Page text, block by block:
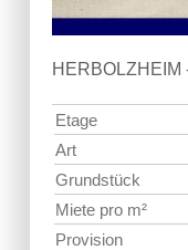
HERBOLZHEIM
Etage
Art
Grundstück
Miete pro m²
Provision